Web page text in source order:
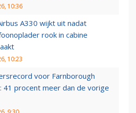
10:36
A330 wijkt uit nadat
rook in cabine
10:23
voor Farnborough
41 procent meer dan de vorige